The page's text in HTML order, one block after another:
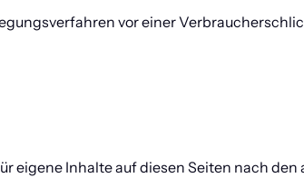
vor einer
eigene Inhalte auf diesen Seiten nach